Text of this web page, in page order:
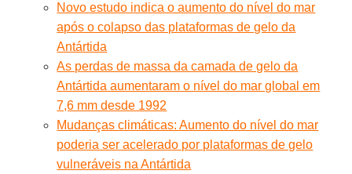
Novo estudo indica o aumento do nível do mar
após o colapso das plataformas de gelo da
Antártida
As perdas de massa da camada de gelo da
Antártida aumentaram o nível do mar global em
7,6 mm desde 1992
Mudanças climáticas: Aumento do nível do mar
poderia ser acelerado por plataformas de gelo
vulneráveis na Antártida